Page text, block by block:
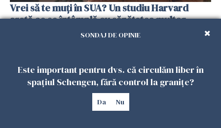
Vrei să te muți în SUA? Un studiu Harvard
arată ce se întâmplă cu sănătatea multor
SONDAJ DE OPINIE
Este important pentru dvs. că circulăm liber în
spațiul Schengen, fără control la granițe?
Da Nu